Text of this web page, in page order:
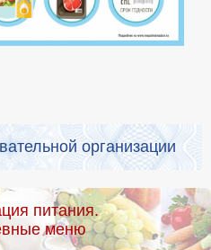
организации
питания.
меню